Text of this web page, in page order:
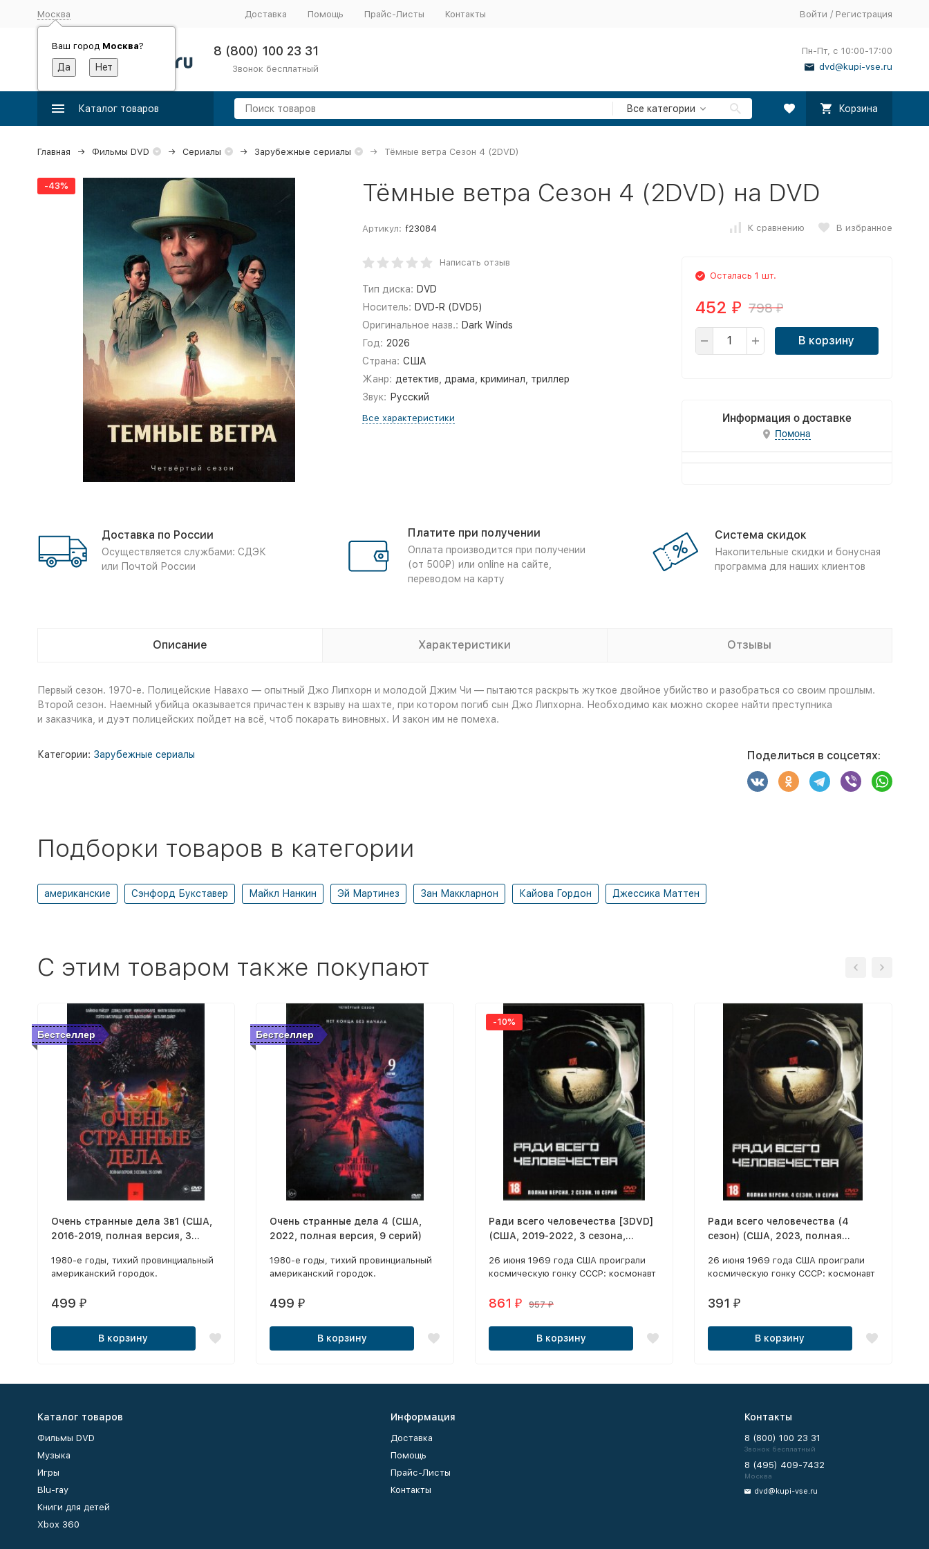
Москва
Ваш город Москва?
Доставка Помощь Прайс-Листы Контакты Войти / Регистрация
8 (800) 100 23 31
Звонок бесплатный
Пн-Пт, с 10:00-17:00
dvd@kupi-vse.ru
Каталог товаров Все категории Корзина
Главная Фильмы DVD Сериалы Зарубежные сериалы Тёмные ветра Сезон 4 (2DVD)
-43% Тёмные ветра Сезон 4 (2DVD) на DVD
Артикул: f23084 К сравнению В избранное
Написать отзыв
Тип диска: DVD
Носитель: DVD-R (DVD5)
Оригинальное назв.: Dark Winds
Год: 2026
Страна: США
Жанр: детектив, драма, криминал, триллер
Звук: Русский
Все характеристики
Осталась 1 шт.
452 ₽ 798₽
В корзину
Информация о доставке
Помона
Доставка по России
Осуществляется службами: СДЭК
или Почтой России
Платите при получении
Оплата производится при получении
(от 500₽) или online на сайте,
переводом на карту
Система скидок
Накопительные скидки и бонусная
программа для наших клиентов
Описание Характеристики Отзывы
Первый сезон. 1970-е. Полицейские Навахо — опытный Джо Липхорн и молодой Джим Чи — пытаются раскрыть жуткое двойное убийство и разобраться со своим прошлым.
Второй сезон. Наемный убийца оказывается причастен к взрыву на шахте, при котором погиб сын Джо Липхорна. Необходимо как можно скорее найти преступника
и заказчика, и дуэт полицейских пойдет на всё, чтоб покарать виновных. И закон им не помеха.
Категории: Зарубежные сериалы Поделиться в соцсетях:
Подборки товаров в категории
американские Сэнфорд Букставер Майкл Нанкин Эй Мартинез Зан Маккларнон Кайова Гордон Джессика Маттен
C этим товаром также покупают
Бестселлер
Очень странные дела 3в1 (США,
2016-2019, полная версия, 3
1980-е годы, тихий провинциальный
американский городок.
жизни нарушает загадочное
Уилл.
499 ₽
В корзину
Бестселлер
Очень странные дела 4 (США,
2022, полная версия, 9 серий)
1980-е годы, тихий провинциальный
американский городок.
499₽
В корзину
-10%
Ради всего человечества [3DVD]
(США, 2019-2022, 3 сезона,
26 июня 1969 года США проиграли
космическую гонку СССР: космонавт
поверхности красное знамя, после
сворачиваются.
861 ₽ 957₽
В корзину
Ради всего человечества (4
сезон) (США, 2023, полная
26 июня 1969 года США проиграли
космическую гонку СССР: космонавт
поверхности красное знамя, после
сворачиваются.
391 ₽
В корзину
Каталог товаров
Фильмы DVD
Музыка
Игры
Blu-ray
Книги для детей
Xbox 360
Информация
Доставка
Помощь
Прайс-Листы
Контакты
Контакты
8 (800) 100 23 31
Звонок бесплатный
8 (495) 409-7432
Москва
dvd@kupi-vse.ru